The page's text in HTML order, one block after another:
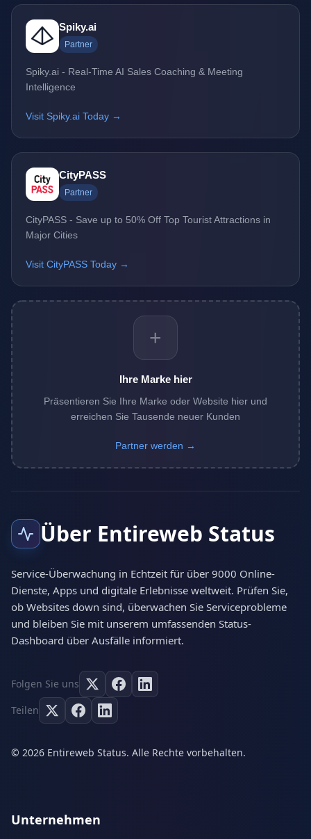
Spiky.ai
Partner
Spiky.ai - Real-Time AI Sales Coaching & Meeting
Intelligence
Visit Spiky.ai Today →
CityPASS
Partner
CityPASS - Save up to 50% Off Top Tourist Attractions in
Major Cities
Visit CityPASS Today →
+
Ihre Marke hier
Präsentieren Sie Ihre Marke oder Website hier und
erreichen Sie Tausende neuer Kunden
Partner werden →
Über Entireweb Status
Service-Überwachung in Echtzeit für über 9000 Online-
Dienste, Apps und digitale Erlebnisse weltweit. Prüfen Sie,
ob Websites down sind, überwachen Sie Serviceprobleme
und bleiben Sie mit unserem umfassenden Status-
Dashboard über Ausfälle informiert.
Folgen Sie uns
Teilen
© 2026 Entireweb Status. Alle Rechte vorbehalten.
Unternehmen